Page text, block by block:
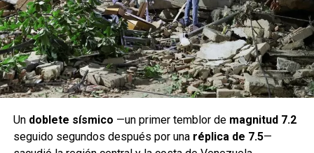
Un doblete sísmico —un primer temblor de magnitud 7.2
seguido segundos después por una réplica de 7.5—